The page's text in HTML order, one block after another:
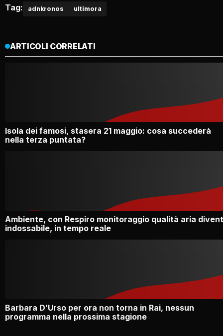
Tag: adnkronos ultimora
ARTICOLI CORRELATI
Isola dei famosi, stasera 21 maggio: cosa succederà
nella terza puntata?
Ambiente, con Respiro monitoraggio qualità aria
indossabile, in tempo reale
Barbara D’Urso per ora non torna in Rai, nessun
programma nella prossima stagione